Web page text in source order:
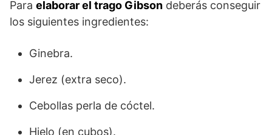
Para elaborar el trago Gibson deberás conseguir
los siguientes ingredientes:
Ginebra.
Jerez (extra seco).
Cebollas perla de cóctel.
Hielo (en cubos).